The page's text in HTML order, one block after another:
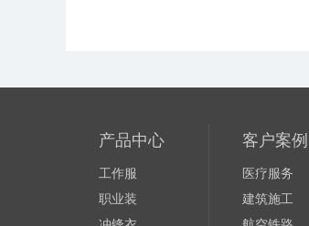
产品中心
工作服
职业装
客户案例
医疗服务
建筑施工